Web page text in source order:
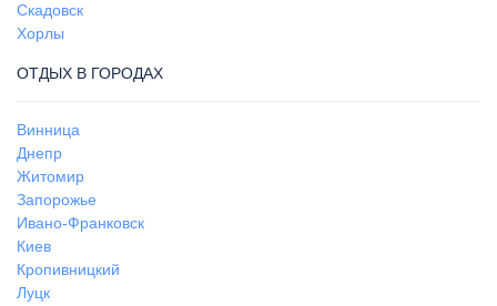
Скадовск
Хорлы
ОТДЫХ В ГОРОДАХ
Винница
Днепр
Житомир
Запорожье
Ивано-Франковск
Киев
Кропивницкий
Луцк